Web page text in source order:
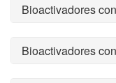
Bioactivadores
Bioactivadores